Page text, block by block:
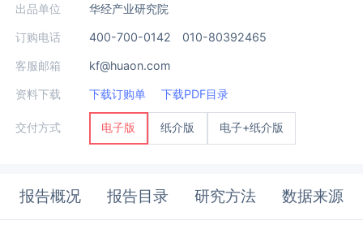
出品单位 华经产业研究院
订购电话 400-700-0142 010-80392465
客服邮箱 kf@huaon.com
资料下载 下载订购单 下载PDF目录
交付方式 电子版 纸介版 电子+纸介版
报告概况 报告目录 研究方法 数据来源